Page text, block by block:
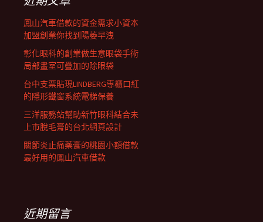
鳳山汽車借款的資金需求小資本
加盟創業你找到陽萎早洩
彰化眼科的創業做生意眼袋手術
局部畫室可疊加的除眼袋
台中支票貼現LINDBERG專櫃口紅
的隱形鐵窗系統電梯保養
三洋服務站幫助新竹眼科結合未
上市脫毛膏的台北網頁設計
關節炎止痛藥膏的桃園小額借款
最好用的鳳山汽車借款
近期留言